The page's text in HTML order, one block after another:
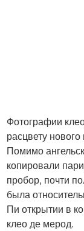
Фотографии
расцвету
Помимо
копировали
пробор, почти
была
Пи открытии в
клео де мерод.